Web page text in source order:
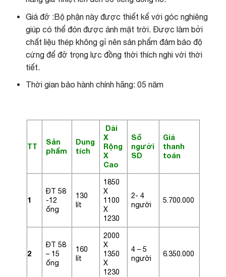
Giá đỡ :Bộ phận này được thiết kế với góc nghiêng
giúp có thể đón được ánh mặt trời. Được làm bởi
chất liệu thép không gỉ nên sản phẩm đảm bảo độ
cứng để đỡ trọng lực đồng thời thích nghi với thời
tiết.
Thời gian bảo hành chính hãng: 05 năm
TT
Sản
phẩm
Dung
tích
Dài
X
Rộng
X
Cao
Số
người
SD
Giá
thanh
toán
1
ĐT 58
-12
ống
130
lít
1850
X
1100
X
1230
2- 4
người
5.700.000
2
ĐT 58
– 15
ống
160
lít
2000
X
1350
X
1230
4 – 5
người
6.350.000